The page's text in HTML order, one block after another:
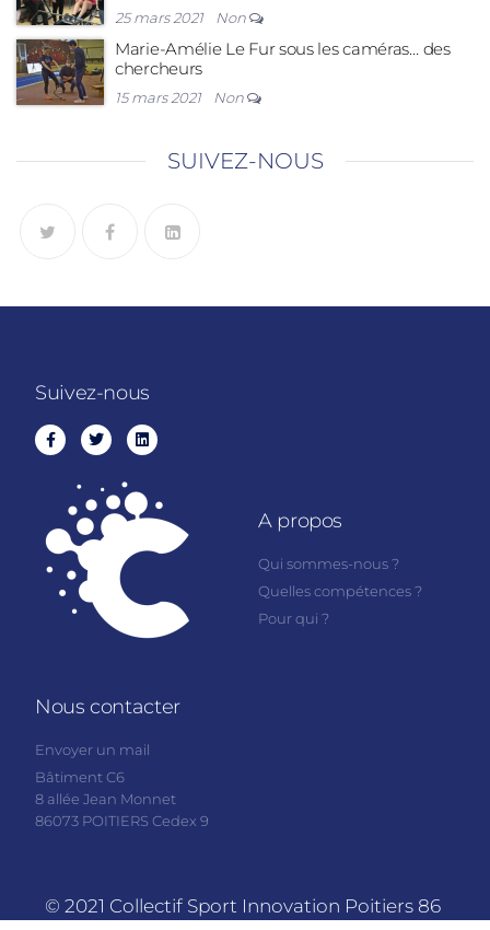
25 mars 2021 Non
Marie-Amélie Le Fur sous les caméras… des
chercheurs
15 mars 2021 Non
SUIVEZ-NOUS
Suivez-nous
A propos
Qui sommes-nous ?
Quelles compétences ?
Pour qui ?
Nous contacter
Envoyer un mail
Bâtiment C6
8 allée Jean Monnet
86073 POITIERS Cedex 9
© 2021 Collectif Sport Innovation Poitiers 86